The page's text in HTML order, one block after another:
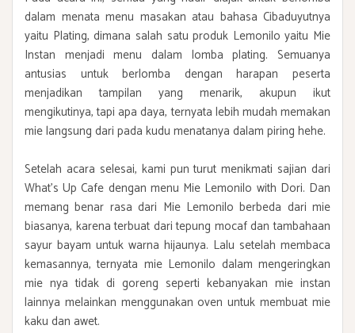
dalam menata menu masakan atau bahasa Cibaduyutnya
yaitu Plating, dimana salah satu produk Lemonilo yaitu Mie
Instan menjadi menu dalam lomba plating. Semuanya
antusias untuk berlomba dengan harapan peserta
menjadikan tampilan yang menarik, akupun ikut
mengikutinya, tapi apa daya, ternyata lebih mudah memakan
mie langsung dari pada kudu menatanya dalam piring hehe.
Setelah acara selesai, kami pun turut menikmati sajian dari
What's Up Cafe dengan menu Mie Lemonilo with Dori. Dan
memang benar rasa dari Mie Lemonilo berbeda dari mie
biasanya, karena terbuat dari tepung mocaf dan tambahaan
sayur bayam untuk warna hijaunya. Lalu setelah membaca
kemasannya, ternyata mie Lemonilo dalam mengeringkan
mie nya tidak di goreng seperti kebanyakan mie instan
lainnya melainkan menggunakan oven untuk membuat mie
kaku dan awet.